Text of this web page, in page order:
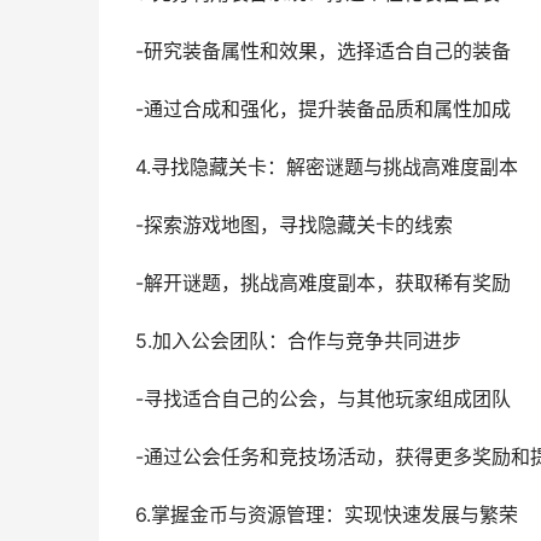
-研究装备属性和效果，选择适合自己的装备
-通过合成和强化，提升装备品质和属性加成
4.寻找隐藏关卡：解密谜题与挑战高难度副本
-探索游戏地图，寻找隐藏关卡的线索
-解开谜题，挑战高难度副本，获取稀有奖励
5.加入公会团队：合作与竞争共同进步
-寻找适合自己的公会，与其他玩家组成团队
-通过公会任务和竞技场活动，获得更多奖励和
6.掌握金币与资源管理：实现快速发展与繁荣